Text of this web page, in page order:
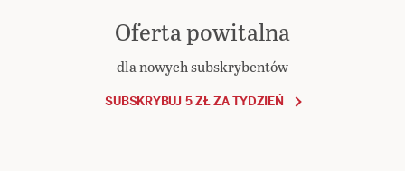
Oferta powitalna
dla nowych subskrybentów
SUBSKRYBUJ 5 ZŁ ZA TYDZIEŃ